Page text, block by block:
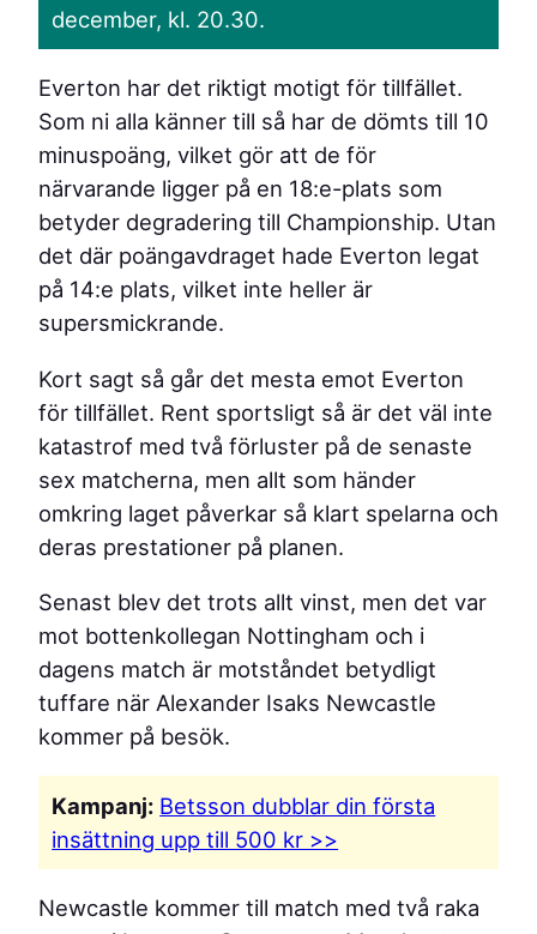
december, kl. 20.30.
Everton har det riktigt motigt för tillfället.
Som ni alla känner till så har de dömts till 10
minuspoäng, vilket gör att de för
närvarande ligger på en 18:e-plats som
betyder degradering till Championship. Utan
det där poängavdraget hade Everton legat
på 14:e plats, vilket inte heller är
supersmickrande.
Kort sagt så går det mesta emot Everton
för tillfället. Rent sportsligt så är det väl inte
katastrof med två förluster på de senaste
sex matcherna, men allt som händer
omkring laget påverkar så klart spelarna och
deras prestationer på planen.
Senast blev det trots allt vinst, men det var
mot bottenkollegan Nottingham och i
dagens match är motståndet betydligt
tuffare när Alexander Isaks Newcastle
kommer på besök.
Kampanj: Betsson dubblar din första
insättning upp till 500 kr >>
Newcastle kommer till match med två raka